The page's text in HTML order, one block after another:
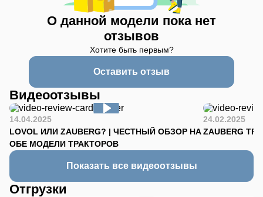
О данной модели пока нет
отзывов
Хотите быть первым?
Оставить отзыв
Видеоотзывы
14.04.2025
LOVOL ИЛИ ZAUBERG? | ЧЕСТНЫЙ ОБЗОР НА
ОБЕ МОДЕЛИ ТРАКТОРОВ
24.02.2025
ZAUBERG
Показать все видеоотзывы
Отгрузки